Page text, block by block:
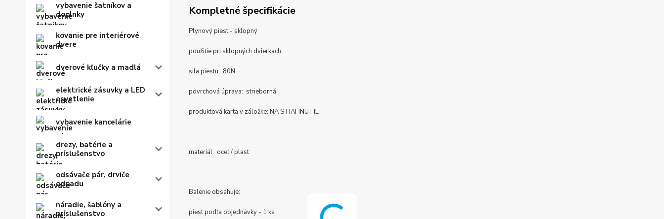
vybavenie šatníkov a
doplnky
kovanie pre interiérové
dvere
dverové kľučky a madlá
elektrické zásuvky a LED
osvetlenie
vybavenie kancelárie
drezy, batérie a
príslušenstvo
odsávače pár, drviče
odpadu
náradie, šablóny a
príslušenstvo
Kompletné špecifikácie
Plynový piest - sklopný
použitie pri sklopných dvierkach
sila piestu: 80N
povrchová úprava: strieborná
produktová karta v záložke: NA STIAHNUTIE
materiál: oceľ / plast
Balenie obsahuje:
piest podľa objednávky - 1 ks